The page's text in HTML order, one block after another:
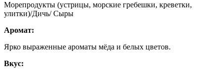
Морепродукты (устрицы, морские гребешки, креветки,
улитки)/Дичь/ Сыры
Аромат:
Ярко выраженные ароматы мёда и белых цветов.
Вкус: